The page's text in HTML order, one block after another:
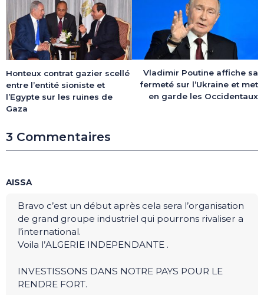
Honteux contrat gazier scellé
entre l’entité sioniste et
l’Egypte sur les ruines de
Gaza
Vladimir Poutine affiche sa
fermeté sur l’Ukraine et met
en garde les Occidentaux
3 Commentaires
AISSA
Bravo c’est un début après cela sera l’organisation
de grand groupe industriel qui pourrons rivaliser a
l’international.
Voila l’ALGERIE INDEPENDANTE .
INVESTISSONS DANS NOTRE PAYS POUR LE
RENDRE FORT.